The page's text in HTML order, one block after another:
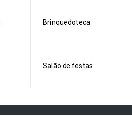
Brinquedoteca
Salão de festas